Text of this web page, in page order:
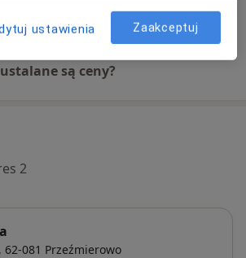
są ceny?
2
62-081 Przeźmierowo
ustawienia Zaakceptuj